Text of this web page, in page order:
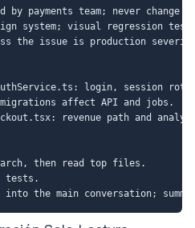
the issue is production
revenue path and